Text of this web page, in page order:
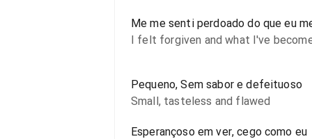
Me me senti perdoado do que eu
I felt forgiven and what I've
Pequeno, Sem sabor e defeituoso
Small, tasteless and flawed
Esperançoso em ver, cego como eu